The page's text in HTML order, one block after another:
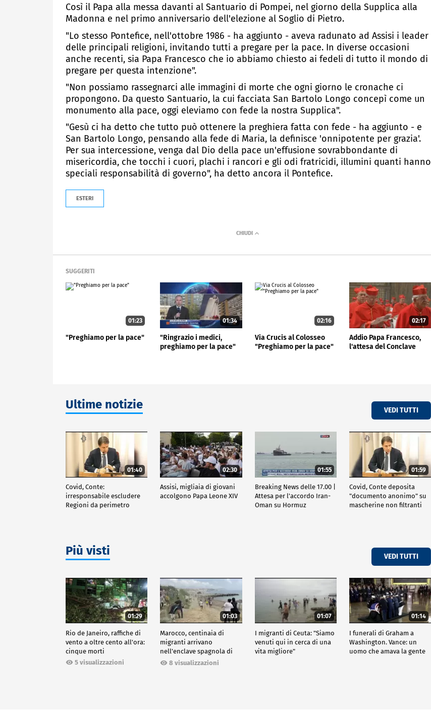
Così il Papa alla messa davanti al Santuario di Pompei, nel giorno della Supplica alla
Madonna e nel primo anniversario dell'elezione al Soglio di Pietro.
"Lo stesso Pontefice, nell'ottobre 1986 - ha aggiunto - aveva radunato ad Assisi i leader
delle principali religioni, invitando tutti a pregare per la pace. In diverse occasioni
anche recenti, sia Papa Francesco che io abbiamo chiesto ai fedeli di tutto il mondo di
pregare per questa intenzione".
"Non possiamo rassegnarci alle immagini di morte che ogni giorno le cronache ci
propongono. Da questo Santuario, la cui facciata San Bartolo Longo concepì come un
monumento alla pace, oggi eleviamo con fede la nostra Supplica".
"Gesù ci ha detto che tutto può ottenere la preghiera fatta con fede - ha aggiunto - e
San Bartolo Longo, pensando alla fede di Maria, la definisce 'onnipotente per grazia'.
Per sua intercessione, venga dal Dio della pace un'effusione sovrabbondante di
misericordia, che tocchi i cuori, plachi i rancori e gli odi fratricidi, illumini quanti hanno
speciali responsabilità di governo", ha detto ancora il Pontefice.
ESTERI
SUGGERITI
01:23
"Preghiamo per la pace"
01:34
"Ringrazio i medici,
preghiamo per la pace"
02:16
Via Crucis al Colosseo
"Preghiamo per la pace"
02:17
Addio Papa Francesco,
l'attesa del Conclave
Ultime notizie VEDI TUTTI
01:40
Covid, Conte:
irresponsabile escludere
Regioni da perimetro
02:30
Assisi, migliaia di giovani
accolgono Papa Leone XIV
01:55
Breaking News delle 17.00 |
Attesa per l'accordo Iran-
Oman su Hormuz
01:59
Covid, Conte deposita
"documento anonimo" su
mascherine non filtranti
Più visti VEDI TUTTI
01:29
Rio de Janeiro, raffiche di
vento a oltre cento all'ora:
cinque morti
5 visualizzazioni
01:03
Marocco, centinaia di
migranti arrivano
nell'enclave spagnola di
Ceuta8 visualizzazioni
01:07
I migranti di Ceuta: "Siamo
venuti qui in cerca di una
vita migliore"
01:14
I funerali di Graham a
Washington. Vance: un
uomo che amava la gente